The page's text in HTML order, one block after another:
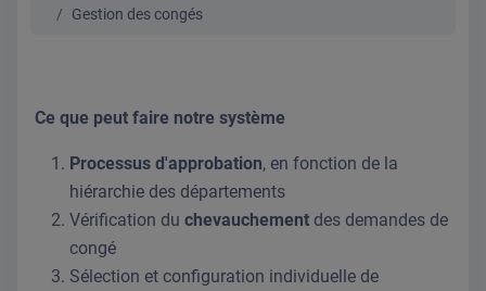
Gestion des congés
Ce que peut faire notre système
Processus d'approbation, en fonction de la
hiérarchie des départements
Vérification du chevauchement des demandes de
congé
Sélection et configuration individuelle de